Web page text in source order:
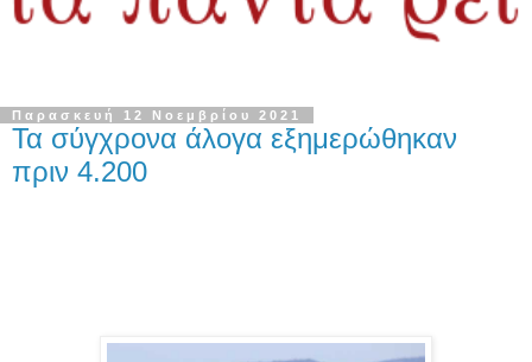
Παρασκευή 12 Νοεμβρίου 2021
Τα σύγχρονα άλογα εξημερώθηκαν
πριν 4.200